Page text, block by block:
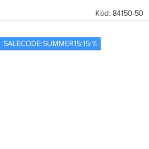
Kód: 84150-50
SALECODE:SUMMER15:15:%